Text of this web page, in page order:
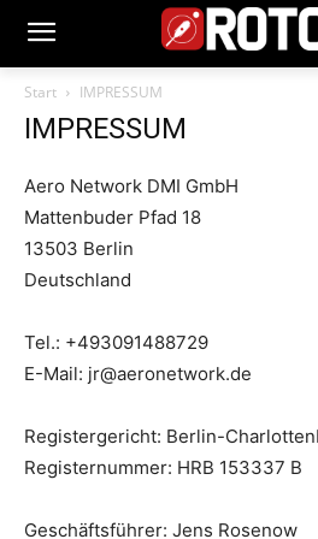
Start IMPRESSUM
IMPRESSUM
Aero Network DMI GmbH
Mattenbuder Pfad 18
13503 Berlin
Deutschland
Tel.: +493091488729
E-Mail: jr@aeronetwork.de
Registergericht: Berlin-
Registernummer: HRB 153337 B
Geschäftsführer: Jens Rosenow